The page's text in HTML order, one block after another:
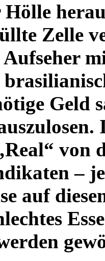
Hölle
Zelle
Geld
von
–
auf